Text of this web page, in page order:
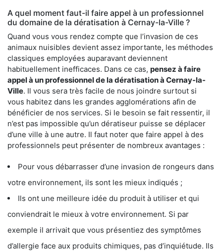
A quel moment faut-il faire appel à un professionnel
du domaine de la dératisation à Cernay-la-Ville ?
Quand vous vous rendez compte que l’invasion de ces
animaux nuisibles devient assez importante, les méthodes
classiques employées auparavant deviennent
habituellement inefficaces. Dans ce cas, pensez à faire
appel à un professionnel de la dératisation à Cernay-la-
Ville. Il vous sera très facile de nous joindre surtout si
vous habitez dans les grandes agglomérations afin de
bénéficier de nos services. Si le besoin se fait ressentir, il
n’est pas impossible qu’un dératiseur puisse se déplacer
d’une ville à une autre. Il faut noter que faire appel à des
professionnels peut présenter de nombreux avantages :
Pour vous débarrasser d’une invasion de rongeurs dans
votre environnement, ils sont les mieux indiqués ;
Ils ont une meilleure idée du produit à utiliser et qui
conviendrait le mieux à votre environnement. Si par
exemple il arrivait que vous présentiez des symptômes
d’allergie face aux produits chimiques, pas d’inquiétude. Ils